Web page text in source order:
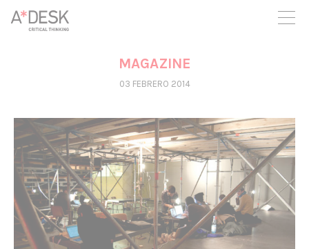
crees también en A*DESK seguimos necesitándote para poder
seguir adelante. Ahora puedes participar del proyecto y
apoyarlo.
MAGAZINE
03 FEBRERO 2014